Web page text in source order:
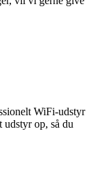
WiFi-udstyr
op, så du